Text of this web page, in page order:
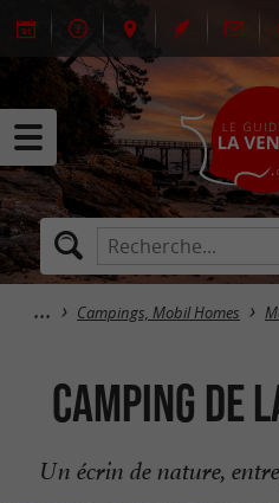
Campings, Mobil Homes
Camping de
Un écrin de nature,